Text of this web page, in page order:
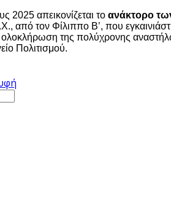
2025 απεικονίζεται το ανάκτορο
από τον Φίλιππο Β’, που
ολοκλήρωση της πολύχρονης
Πολιτισμού.